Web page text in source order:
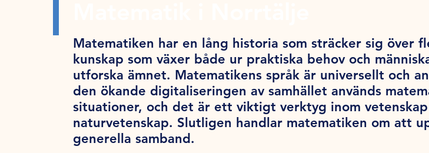
Matematiken har en lång historia som sträcker sig över
kunskap som växer både ur praktiska behov och
utforska ämnet. Matematikens språk är universellt och
den ökande digitaliseringen av samhället används
situationer, och det är ett viktigt verktyg inom vetenskap
naturvetenskap. Slutligen handlar matematiken om att
generella samband.